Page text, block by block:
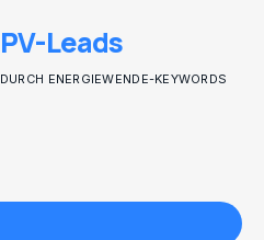
PV-Leads
DURCH ENERGIEWENDE-KEYWORDS